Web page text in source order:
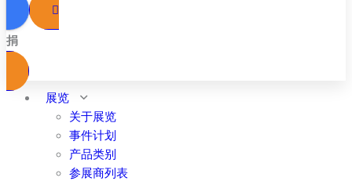
捐
展览
关于展览
事件计划
产品类别
参展商列表